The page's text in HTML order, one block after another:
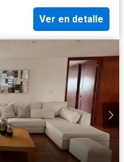
Ver en detalle